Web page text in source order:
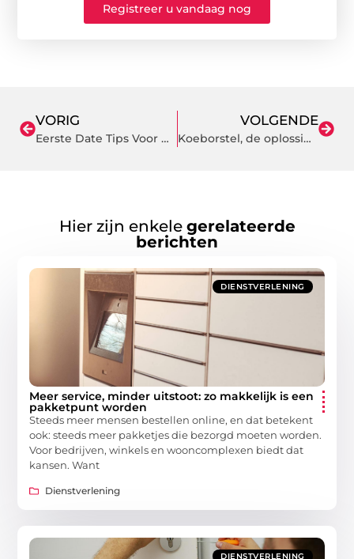
Registreer u vandaag nog
VORIG
Eerste Date Tips Voor Vrouwen
VOLGENDE
Koeborstel, de oplossing voor je koe
Hier zijn enkele gerelateerde
berichten
DIENSTVERLENING
Meer service, minder uitstoot: zo makkelijk is een
pakketpunt worden
Steeds meer mensen bestellen online, en dat betekent
ook: steeds meer pakketjes die bezorgd moeten worden.
Voor bedrijven, winkels en wooncomplexen biedt dat
kansen. Want
Dienstverlening
DIENSTVERLENING